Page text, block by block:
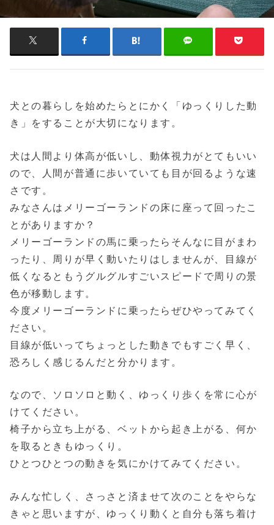
犬との暮らしを始めたらとにかく「ゆっくりした動
き」をすることが大切になります。
犬は人間より体高が低いし、動体視力がとてもいい
ので、人間が普通に歩いていても目が回るような速
さです。
みなさんはメリーゴーランドの床に座って回ったこ
とがありますか？
メリーゴーランドの馬に乗ったらそんなに目がまわ
ったり、周りが早く動いたりはしませんが、目線が
低くなるともうグルグルすごいスピードで周りの景
色が移動します。
今度メリーゴーランドに乗ったらぜひやってみてく
ださい。
目線が低いってちょっとした動きでもすごく早く、
恐ろしく感じるんだと分かります。
なので、ソロソロと動く、ゆっくり歩くを常に心が
けてください。
椅子から立ち上がる、ベットから起き上がる、何か
を取るときもゆっくり。
ひとつひとつの動きを気にかけてみてください。
みんな忙しく、さっさと済ませて次のことをやらな
きゃと思いますが、ゆっくり動くと自分も落ち着け